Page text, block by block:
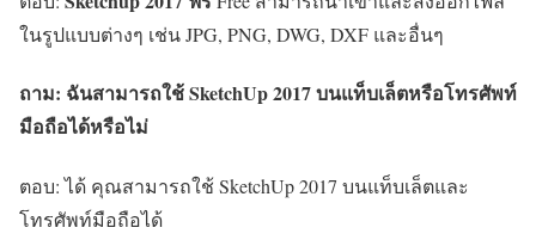
ในรูปแบบต่างๆ เช่น JPG, PNG, DWG, DXF และอื่นๆ
ถาม: ฉันสามารถใช้ SketchUp 2017 บนแท็บเล็ตหรือโทรศัพท์
มือถือได้หรือไม่
ตอบ: ได้ คุณสามารถใช้ SketchUp 2017 บนแท็บเล็ตและ
โทรศัพท์มือถือได้